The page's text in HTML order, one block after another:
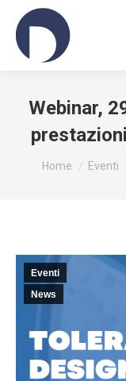
Webinar,
You are here:
Home Eventi
Eventi
News